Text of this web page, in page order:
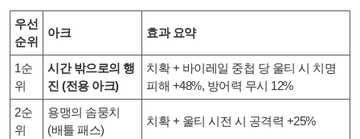
우선
순위
아크 효과 요약
1순
위
시간 밖으로의 행
진 (전용 아크)
치확 + 바이레일 중첩 당 울티 시 치명
피해 +48%, 방어력 무시 12%
2순
위
용맹의 솜뭉치
(배틀 패스)
치확 + 울티 시전 시 공격력 +25%